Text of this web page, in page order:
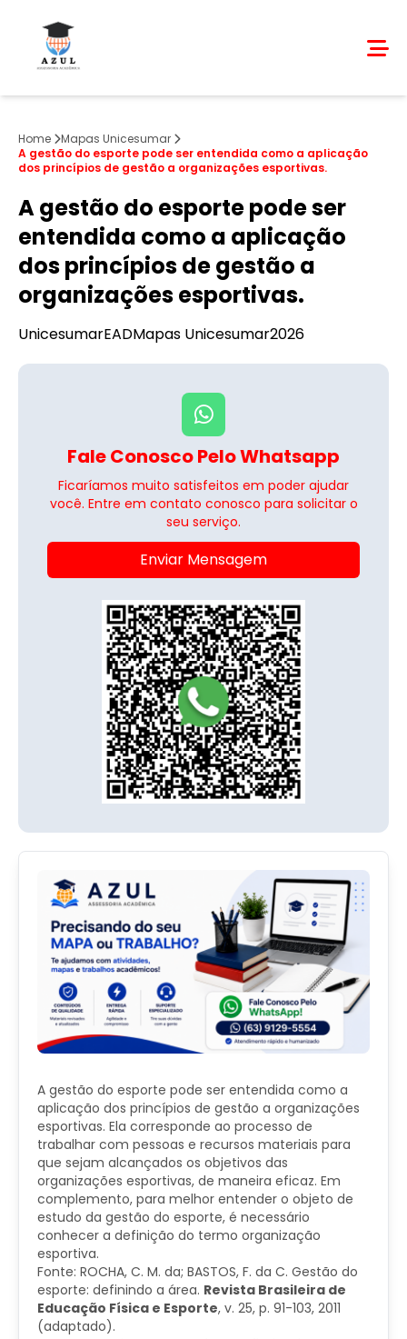
Home
Mapas Unicesumar
A gestão do esporte pode ser entendida como a aplicação
dos princípios de gestão a organizações esportivas.
A gestão do esporte pode ser
entendida como a aplicação
dos princípios de gestão a
organizações esportivas.
UnicesumarEADMapas Unicesumar2026
Fale Conosco Pelo Whatsapp
Ficaríamos muito satisfeitos em poder ajudar
você. Entre em contato conosco para solicitar o
seu serviço.
Enviar Mensagem
A gestão do esporte pode ser entendida como a
aplicação dos princípios de gestão a organizações
esportivas. Ela corresponde ao processo de
trabalhar com pessoas e recursos materiais para
que sejam alcançados os objetivos das
organizações esportivas, de maneira eficaz. Em
complemento, para melhor entender o objeto de
estudo da gestão do esporte, é necessário
conhecer a definição do termo organização
esportiva.
Fonte: ROCHA, C. M. da; BASTOS, F. da C. Gestão do
esporte: definindo a área. Revista Brasileira de
Educação Física e Esporte, v. 25, p. 91-103, 2011
(adaptado).